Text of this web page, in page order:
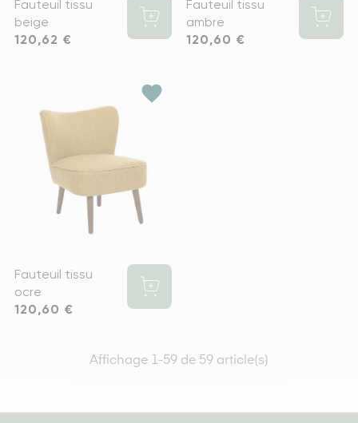
Fauteuil tissu
beige
Prix
120,62 €
Fauteuil tissu
ambre
Prix
120,60 €
favorite
Fauteuil tissu
ocre
Prix
120,60 €
Affichage 1-59 de 59 article(s)